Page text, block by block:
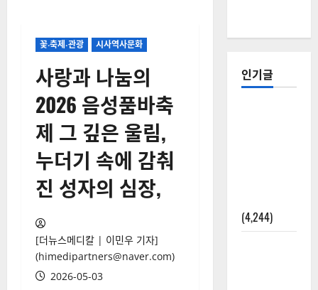
꽃‧축제‧관광 시사역사문화
사랑과 나눔의
2026 음성품바축
제 그 깊은 울림,
누더기 속에 감춰
진 성자의 심장,
[더뉴스메디칼 | 이민우 기자]
(himedipartners@naver.com)
2026-05-03
인기글
(4,244)